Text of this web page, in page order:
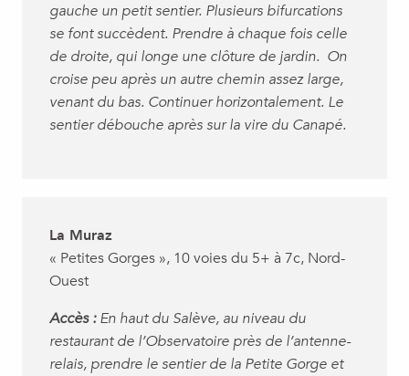
gauche un petit sentier. Plusieurs bifurcations
se font succèdent. Prendre à chaque fois celle
de droite, qui longe une clôture de jardin. On
croise peu après un autre chemin assez large,
venant du bas. Continuer horizontalement. Le
sentier débouche après sur la vire du Canapé.
La Muraz
« Petites Gorges », 10 voies du 5+ à 7c, Nord-
Ouest
Accès :En haut du Salève, au niveau du
restaurant de l’Observatoire près de l’antenne-
relais, prendre le sentier de la Petite Gorge et